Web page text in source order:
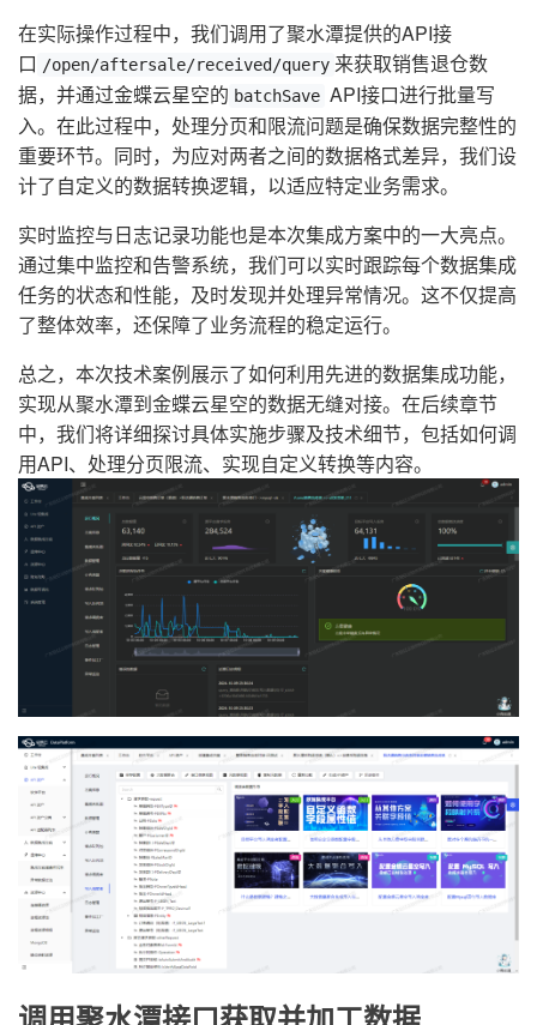
在实际操作过程中，我们调用了聚水潭提供的API接
口 /open/aftersale/received/query 来获取销售退仓数
据，并通过金蝶云星空的 batchSave API接口进行批量写
入。在此过程中，处理分页和限流问题是确保数据完整性的
重要环节。同时，为应对两者之间的数据格式差异，我们设
计了自定义的数据转换逻辑，以适应特定业务需求。
实时监控与日志记录功能也是本次集成方案中的一大亮点。
通过集中监控和告警系统，我们可以实时跟踪每个数据集成
任务的状态和性能，及时发现并处理异常情况。这不仅提高
了整体效率，还保障了业务流程的稳定运行。
总之，本次技术案例展示了如何利用先进的数据集成功能，
实现从聚水潭到金蝶云星空的数据无缝对接。在后续章节
中，我们将详细探讨具体实施步骤及技术细节，包括如何调
用API、处理分页限流、实现自定义转换等内容。